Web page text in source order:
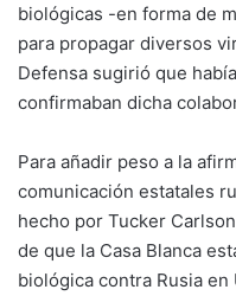
biológicas -en forma de
para propagar diversos
Defensa sugirió que
confirmaban dicha
Para añadir peso a la
comunicación estatales
hecho por Tucker
de que la Casa Blanca
biológica contra Rusia